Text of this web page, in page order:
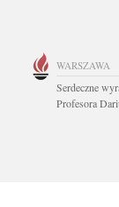
WARSZAWA
Serdeczne
Profesora